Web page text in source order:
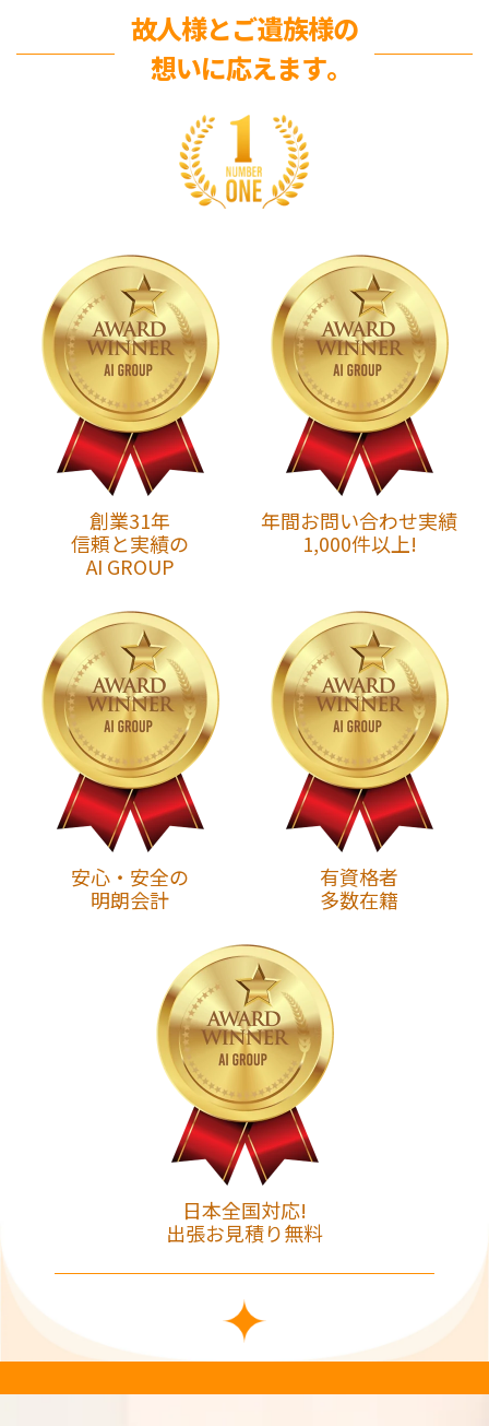
故人様とご遺族様の
想いに応えます｡
創業31年
信頼と実績の
AI GROUP
年間お問い合わせ実績
1,000件以上!
安心・安全の
明朗会計
有資格者
多数在籍
日本全国対応!
出張お見積り無料